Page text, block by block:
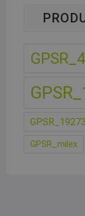
GPSR_milex